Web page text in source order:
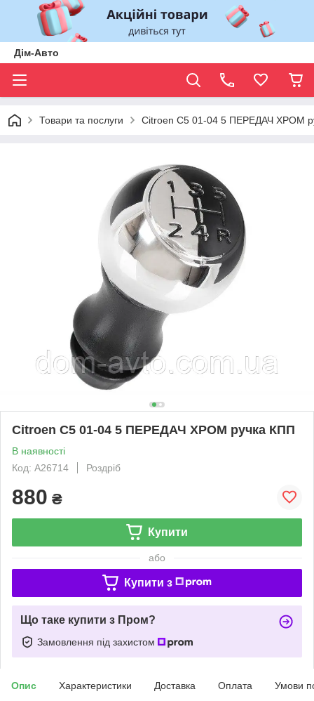
Дім-Авто
Товари та послуги Citroen C5 01-04 5 ПЕРЕДАЧ ХРОМ
Citroen C5 01-04 5 ПЕРЕДАЧ ХРОМ ручка КПП
В наявності
Код: A26714
Роздріб
880 ₴
Купити
або
Купити з
Що таке купити з Пром?
Замовлення під захистом
Опис Характеристики Доставка Оплата Умови